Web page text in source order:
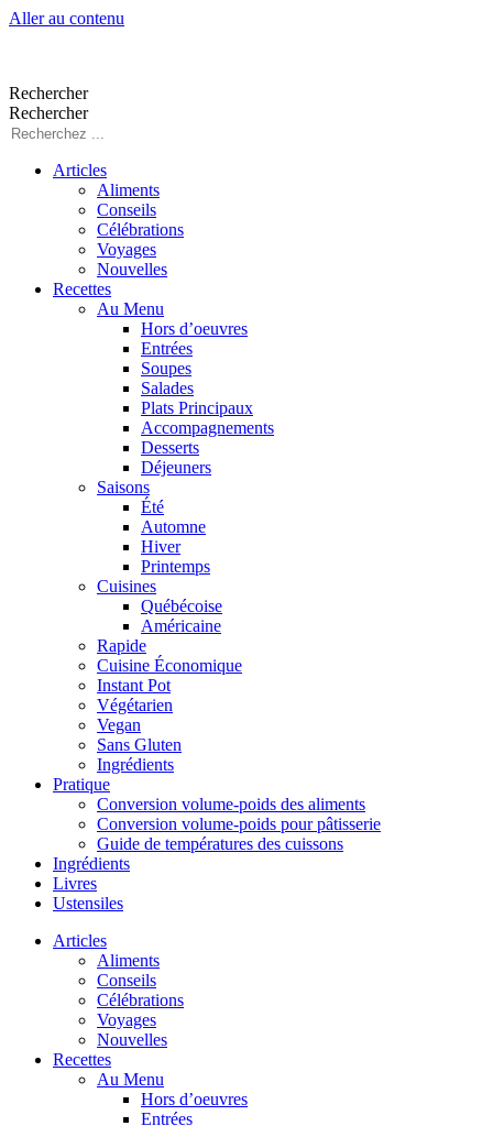
Aller au contenu
Rechercher
Rechercher
Articles
Aliments
Conseils
Célébrations
Voyages
Nouvelles
Recettes
Au Menu
Hors d’oeuvres
Entrées
Soupes
Salades
Plats Principaux
Accompagnements
Desserts
Déjeuners
Saisons
Été
Automne
Hiver
Printemps
Cuisines
Québécoise
Américaine
Rapide
Cuisine Économique
Instant Pot
Végétarien
Vegan
Sans Gluten
Ingrédients
Pratique
Conversion volume-poids des aliments
Conversion volume-poids pour pâtisserie
Guide de températures des cuissons
Ingrédients
Livres
Ustensiles
Articles
Aliments
Conseils
Célébrations
Voyages
Nouvelles
Recettes
Au Menu
Hors d’oeuvres
Entrées